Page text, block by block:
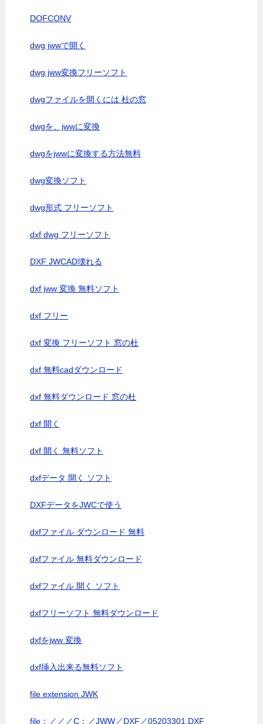
DOFCONV
dwg jwwで開く
dwg jww変換フリーソフト
dwgファイルを開くには 杜の窓
dwgを、jwwに変換
dwgをjwwに変換する方法無料
dwg変換ソフト
dwg形式 フリーソフト
dxf dwg フリーソフト
DXF JWCAD壊れる
dxf jww 変換 無料ソフト
dxf フリー
dxf 変換 フリーソフト 窓の杜
dxf 無料cadダウンロード
dxf 無料ダウンロード 窓の杜
dxf 開く
dxf 開く 無料ソフト
dxfデータ 開く ソフト
DXFデータをJWCで使う
dxfファイル ダウンロード 無料
dxfファイル 無料ダウンロード
dxfファイル 開く ソフト
dxfフリーソフト 無料ダウンロード
dxfをjww 変換
dxf挿入出来る無料ソフト
file extension JWK
file：／／／C：／JWW／DXF／05203301.DXF